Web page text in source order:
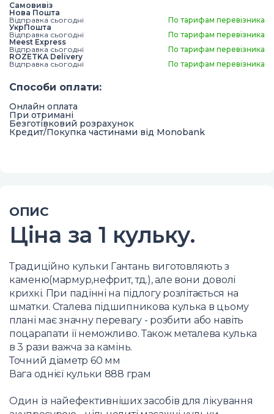
Самовивіз
Нова Пошта
Відправка сьогодні
По тарифам перевізника
УкрПошта
Відправка сьогодні
По тарифам перевізника
Meest Express
Відправка сьогодні
По тарифам перевізника
ROZETKA Delivery
Відправка сьогодні
По тарифам перевізника
Способи оплати:
Онлайн оплата
При отримані
Безготівковий розрахунок
Кредит/Покупка частинами від Monobank
ОПИС
Ціна за 1 кульку.
Традиційно кульки Гантань виготовляють з
каменю(мармур,нефрит, тд.), але вони доволі
крихкі. При падінні на підлогу розлітається на
шматки. Сталева підшипникова кулька в цьому
плані має значну перевагу - розбити або навіть
поцарапати її неможливо. Також металева кулька
в 3 рази важча за камінь.
Точний діаметр 60 мм
Вага однієї кульки 888 грам
Один із найефективніших засобів для лікування